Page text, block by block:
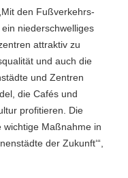
den Fußverkehrs-
niederschwelliges
attraktiv zu
und auch die
und Zentren
die Cafés und
profitieren. Die
wichtige Maßnahme in
der Zukunft‘“,